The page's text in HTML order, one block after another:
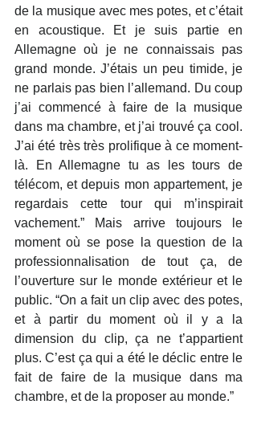
de la musique avec mes potes, et c’était
en acoustique. Et je suis partie en
Allemagne où je ne connaissais pas
grand monde. J’étais un peu timide, je
ne parlais pas bien l’allemand. Du coup
j’ai commencé à faire de la musique
dans ma chambre, et j’ai trouvé ça cool.
J’ai été très très prolifique à ce moment-
là. En Allemagne tu as les tours de
télécom, et depuis mon appartement, je
regardais cette tour qui m’inspirait
vachement.” Mais arrive toujours le
moment où se pose la question de la
professionnalisation de tout ça, de
l’ouverture sur le monde extérieur et le
public. “On a fait un clip avec des potes,
et à partir du moment où il y a la
dimension du clip, ça ne t’appartient
plus. C’est ça qui a été le déclic entre le
fait de faire de la musique dans ma
chambre, et de la proposer au monde.”